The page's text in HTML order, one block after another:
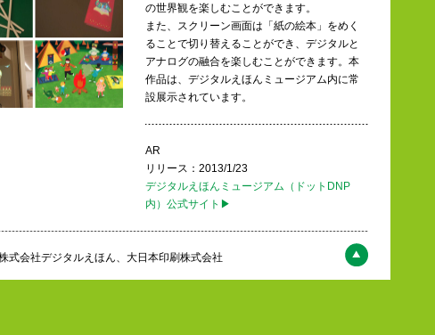
の世界観を楽しむことができます。
また、スクリーン画面は「紙の絵本」をめく
ることで切り替えることができ、デジタルと
アナログの融合を楽しむことができます。本
作品は、デジタルえほんミュージアム内に常
設展示されています。
AR
リリース：2013/1/23
デジタルえほんミュージアム（ドットDNP
内）公式サイト▶
式会社デジタルえほん、大日本印刷株式会社